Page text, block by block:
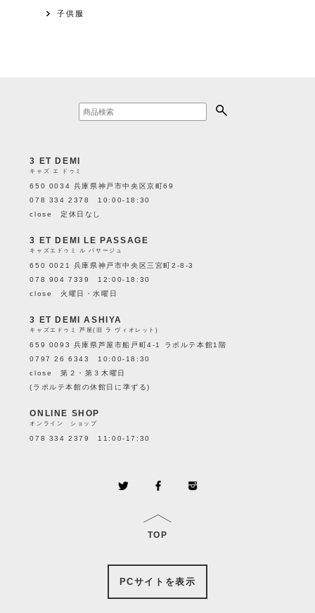
子供服
3 ET DEMI
キャズ エ ドゥミ
650 0034 兵庫県神戸市中央区京町69
078 334 2378 10:00-18:30
close 定休日なし
3 ET DEMI LE PASSAGE
キャズエドゥミ ル パサージュ
650 0021 兵庫県神戸市中央区三宮町2-8-3
078 904 7339 12:00-18:30
close 火曜日・水曜日
3 ET DEMI ASHIYA
キャズエドゥミ 芦屋(旧 ラ ヴィオレット)
659 0093 兵庫県芦屋市船戸町4-1 ラポルテ本館1階
0797 26 6343 10:00-18:30
close 第２・第３木曜日
(ラポルテ本館の休館日に準ずる)
ONLINE SHOP
オンライン ショップ
078 334 2379 11:00-17:30
TOP
PCサイトを表示